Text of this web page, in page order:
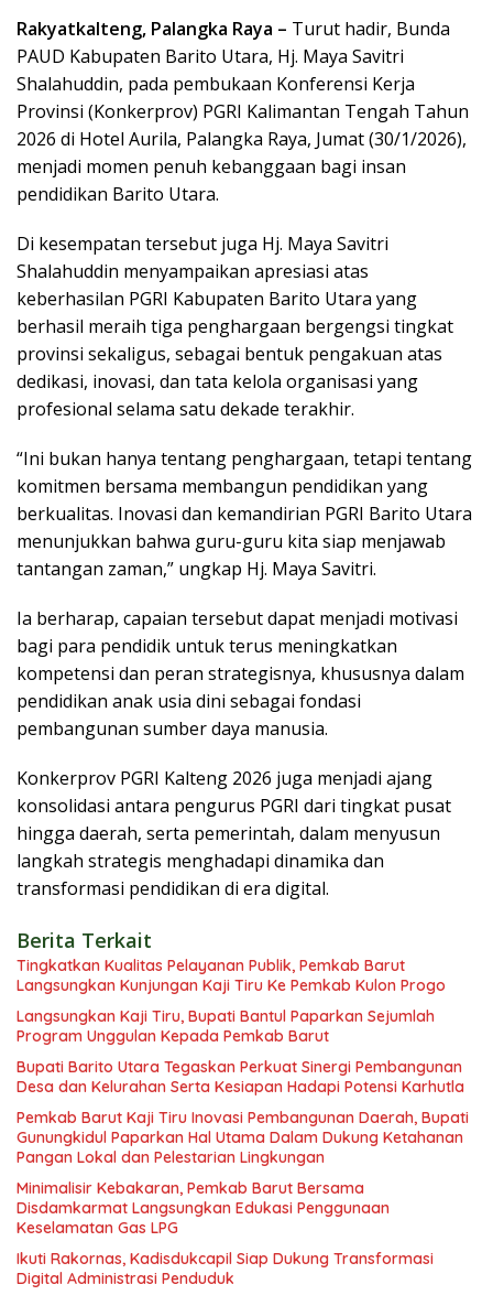
Rakyatkalteng, Palangka Raya – Turut hadir, Bunda
PAUD Kabupaten Barito Utara, Hj. Maya Savitri
Shalahuddin, pada pembukaan Konferensi Kerja
Provinsi (Konkerprov) PGRI Kalimantan Tengah Tahun
2026 di Hotel Aurila, Palangka Raya, Jumat (30/1/2026),
menjadi momen penuh kebanggaan bagi insan
pendidikan Barito Utara.
Di kesempatan tersebut juga Hj. Maya Savitri
Shalahuddin menyampaikan apresiasi atas
keberhasilan PGRI Kabupaten Barito Utara yang
berhasil meraih tiga penghargaan bergengsi tingkat
provinsi sekaligus, sebagai bentuk pengakuan atas
dedikasi, inovasi, dan tata kelola organisasi yang
profesional selama satu dekade terakhir.
“Ini bukan hanya tentang penghargaan, tetapi tentang
komitmen bersama membangun pendidikan yang
berkualitas. Inovasi dan kemandirian PGRI Barito Utara
menunjukkan bahwa guru-guru kita siap menjawab
tantangan zaman,” ungkap Hj. Maya Savitri.
Ia berharap, capaian tersebut dapat menjadi motivasi
bagi para pendidik untuk terus meningkatkan
kompetensi dan peran strategisnya, khususnya dalam
pendidikan anak usia dini sebagai fondasi
pembangunan sumber daya manusia.
Konkerprov PGRI Kalteng 2026 juga menjadi ajang
konsolidasi antara pengurus PGRI dari tingkat pusat
hingga daerah, serta pemerintah, dalam menyusun
langkah strategis menghadapi dinamika dan
transformasi pendidikan di era digital.
Berita Terkait
Tingkatkan Kualitas Pelayanan Publik, Pemkab Barut
Langsungkan Kunjungan Kaji Tiru Ke Pemkab Kulon Progo
Langsungkan Kaji Tiru, Bupati Bantul Paparkan Sejumlah
Program Unggulan Kepada Pemkab Barut
Bupati Barito Utara Tegaskan Perkuat Sinergi Pembangunan
Desa dan Kelurahan Serta Kesiapan Hadapi Potensi Karhutla
Pemkab Barut Kaji Tiru Inovasi Pembangunan Daerah, Bupati
Gunungkidul Paparkan Hal Utama Dalam Dukung Ketahanan
Pangan Lokal dan Pelestarian Lingkungan
Minimalisir Kebakaran, Pemkab Barut Bersama
Disdamkarmat Langsungkan Edukasi Penggunaan
Keselamatan Gas LPG
Ikuti Rakornas, Kadisdukcapil Siap Dukung Transformasi
Digital Administrasi Penduduk